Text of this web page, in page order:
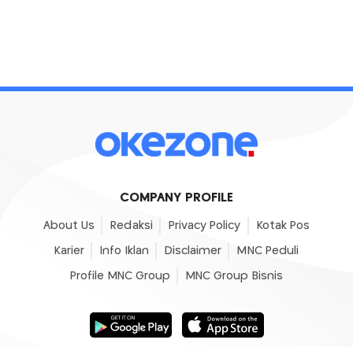
COMPANY PROFILE
About Us Redaksi Privacy Policy Kotak Pos
Karier Info Iklan Disclaimer MNC Peduli
Profile MNC Group MNC Group Bisnis